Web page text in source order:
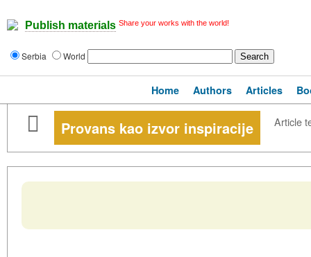
Publish materials Share your works with the world!
Serbia World
Home Authors Articles
Provans kao izvor inspiracije Article